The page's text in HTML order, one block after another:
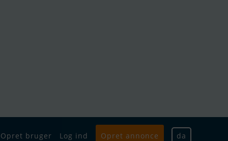
Opret bruger Log ind Opret annonce da